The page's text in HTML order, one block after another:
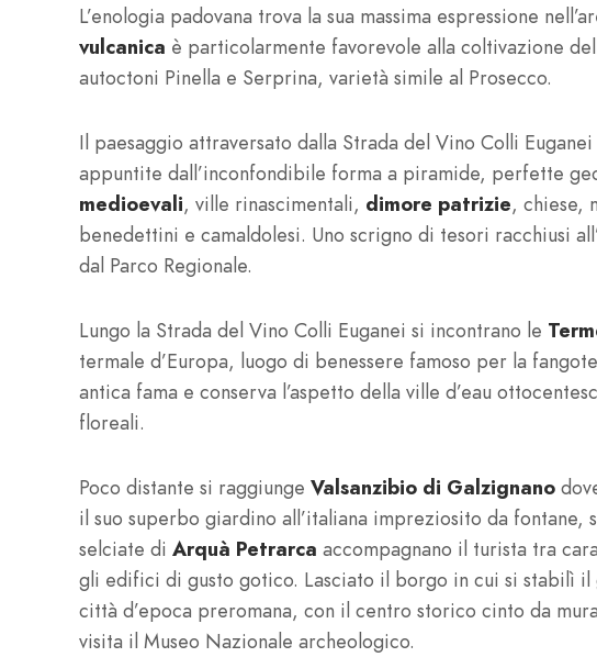
L’enologia padovana trova la sua massima espressione
vulcanica è particolarmente favorevole alla coltivazione
autoctoni Pinella e Serprina, varietà simile al Prosecco.
Il paesaggio attraversato dalla Strada del Vino Colli
appuntite dall’inconfondibile forma a piramide, perfette
medioevali, ville rinascimentali, dimore patrizie, chiese,
benedettini e camaldolesi. Uno scrigno di tesori racchiusi
dal Parco Regionale.
Lungo la Strada del Vino Colli Euganei si incontrano le
termale d’Europa, luogo di benessere famoso per la
antica fama e conserva l’aspetto della ville d’eau
floreali.
Poco distante si raggiunge Valsanzibio di Galzignano
il suo superbo giardino all’italiana impreziosito da
selciate di Arquà Petrarca accompagnano il turista tra
gli edifici di gusto gotico. Lasciato il borgo in cui si stabilì
città d’epoca preromana, con il centro storico cinto da
visita il Museo Nazionale archeologico.